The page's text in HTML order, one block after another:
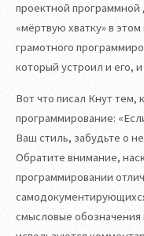
проектной
«мёртвую хватку» в
грамотного
который устроил и его,
Вот что писал Кнут тем,
программирование:
Ваш стиль, забудьте о
Обратите внимание,
программировании
смысловые